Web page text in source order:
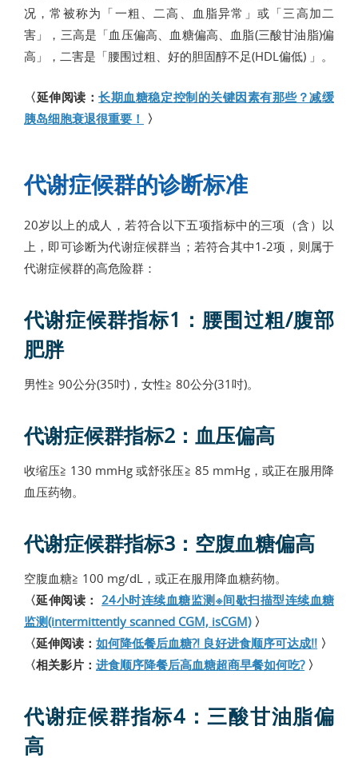
况，常被称为「一粗、二高、血脂异常」或「三高加二
害」，三高是「血压偏高、血糖偏高、血脂(三酸甘油脂)偏
高」，二害是「腰围过粗、好的胆固醇不足(HDL偏低) 」。
〈延伸阅读：长期血糖稳定控制的关键因素有那些？减缓
胰岛细胞衰退很重要！ 〉
代谢症候群的诊断标准
20岁以上的成人，若符合以下五项指标中的三项（含）以
上，即可诊断为代谢症候群当；若符合其中1-2项，则属于
代谢症候群的高危险群：
代谢症候群指标1：腰围过粗/腹部
肥胖
男性≧ 90公分(35吋)，女性≧ 80公分(31吋)。
代谢症候群指标2：血压偏高
收缩压≧ 130 mmHg 或舒张压≧ 85 mmHg，或正在服用降
血压药物。
代谢症候群指标3：空腹血糖偏高
空腹血糖≧ 100 mg/dL，或正在服用降血糖药物。
〈延伸阅读：24小时连续血糖监测※间歇扫描型连续血糖
监测(intermittently scanned CGM, isCGM)〉
〈延伸阅读： 如何降低餐后血糖?! 良好进食顺序可达成!! 〉
〈相关影片： 进食顺序降餐后高血糖超商早餐如何吃?〉
代谢症候群指标4：三酸甘油脂偏
高